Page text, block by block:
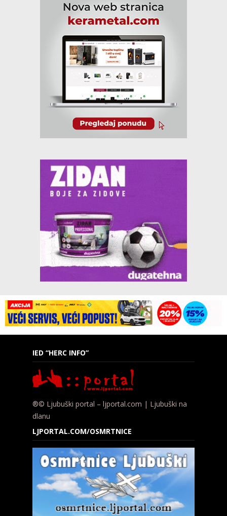
IED “HERC INFO”
®© Ljubuški portal – ljportal.com | Ljubuški na
dlanu
LJPORTAL.COM/OSMRTNICE